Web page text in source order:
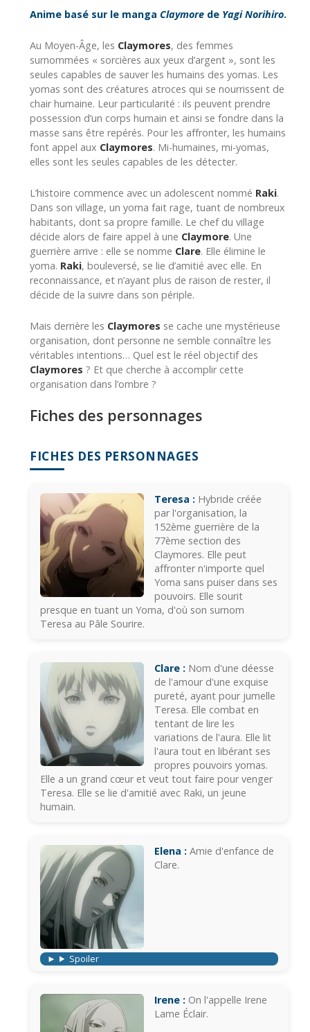
Anime basé sur le manga Claymore de Yagi Norihiro.
Au Moyen-Âge, les Claymores, des femmes
surnommées « sorcières aux yeux d’argent », sont les
seules capables de sauver les humains des yomas. Les
yomas sont des créatures atroces qui se nourrissent de
chair humaine. Leur particularité : ils peuvent prendre
possession d’un corps humain et ainsi se fondre dans la
masse sans être repérés. Pour les affronter, les humains
font appel aux Claymores. Mi-humaines, mi-yomas,
elles sont les seules capables de les détecter.
L’histoire commence avec un adolescent nommé Raki.
Dans son village, un yoma fait rage, tuant de nombreux
habitants, dont sa propre famille. Le chef du village
décide alors de faire appel à une Claymore. Une
guerrière arrive : elle se nomme Clare. Elle élimine le
yoma. Raki, bouleversé, se lie d’amitié avec elle. En
reconnaissance, et n’ayant plus de raison de rester, il
décide de la suivre dans son périple.
Mais derrière les Claymores se cache une mystérieuse
organisation, dont personne ne semble connaître les
véritables intentions… Quel est le réel objectif des
Claymores ? Et que cherche à accomplir cette
organisation dans l’ombre ?
Fiches des personnages
FICHES DES PERSONNAGES
Teresa : Hybride créée
par l'organisation, la
152ème guerrière de la
77ème section des
Claymores. Elle peut
affronter n'importe quel
Yoma sans puiser dans ses
pouvoirs. Elle sourit
presque en tuant un Yoma, d'où son surnom
Teresa au Pâle Sourire.
Clare : Nom d'une déesse
de l'amour d'une exquise
pureté, ayant pour jumelle
Teresa. Elle combat en
tentant de lire les
variations de l'aura. Elle lit
l'aura tout en libérant ses
propres pouvoirs yomas.
Elle a un grand cœur et veut tout faire pour venger
Teresa. Elle se lie d'amitié avec Raki, un jeune
humain.
Elena : Amie d'enfance de
Clare.
Spoiler
Irene : On l'appelle Irene
Lame Éclair.